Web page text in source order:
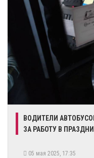
ВОДИТЕЛИ
ЗА РАБОТУ В
05 мая 2025, 17:35